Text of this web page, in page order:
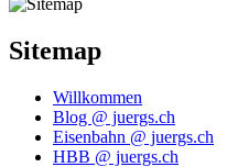
Sitemap
Will­kom­men
Blog @ juergs.ch
Eisen­bahn @ juergs.ch
HBB @ juergs.ch